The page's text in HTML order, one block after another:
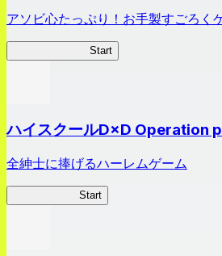
アソビ心たっぷり！お手製すごろく
Start
ハイスクールD×D Operation
全紳士に捧げるハーレムゲーム
Start